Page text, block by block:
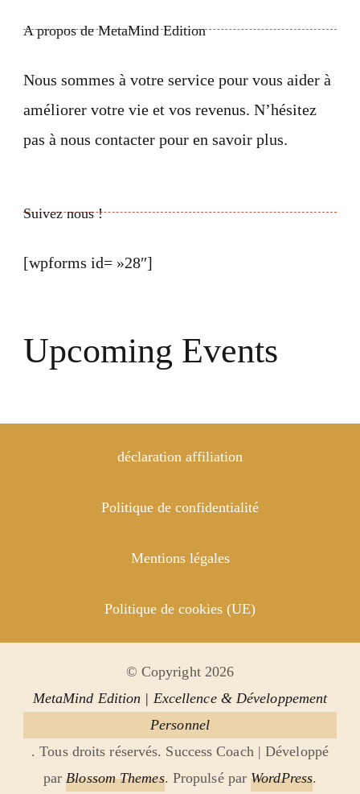
A propos de MetaMind Edition
Nous sommes à votre service pour vous aider à
améliorer votre vie et vos revenus. N’hésitez
pas à nous contacter pour en savoir plus.
Suivez nous !
[wpforms id= »28″]
Upcoming Events
déclaration affiliation
Politique de confidentialité
Mentions légales
Politique de cookies (UE)
© Copyright 2026
MetaMind Edition | Excellence & Développement
Personnel
. Tous droits réservés. Success Coach | Développé
parBlossom Themes. Propulsé parWordPress.